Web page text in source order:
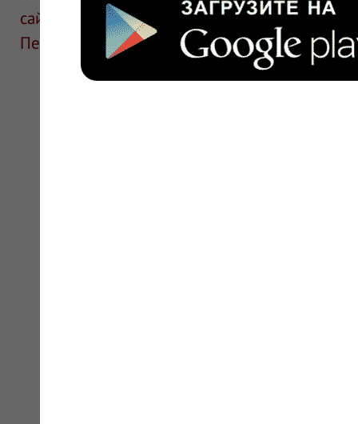
сайте для ознакомления и не является
Перед применением необходима